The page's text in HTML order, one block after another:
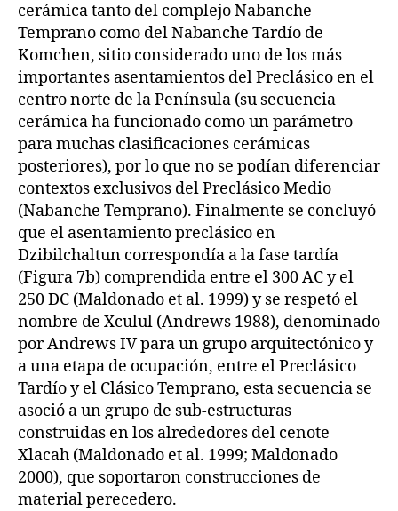
cerámica tanto del complejo Nabanche
Temprano como del Nabanche Tardío de
Komchen, sitio considerado uno de los más
importantes asentamientos del Preclásico en el
centro norte de la Península (su secuencia
cerámica ha funcionado como un parámetro
para muchas clasificaciones cerámicas
posteriores), por lo que no se podían diferenciar
contextos exclusivos del Preclásico Medio
(Nabanche Temprano). Finalmente se concluyó
que el asentamiento preclásico en
Dzibilchaltun correspondía a la fase tardía
(Figura 7b) comprendida entre el 300 AC y el
250 DC (Maldonado et al. 1999) y se respetó el
nombre de Xculul (Andrews 1988), denominado
por Andrews IV para un grupo arquitectónico y
a una etapa de ocupación, entre el Preclásico
Tardío y el Clásico Temprano, esta secuencia se
asoció a un grupo de sub-estructuras
construidas en los alrededores del cenote
Xlacah (Maldonado et al. 1999; Maldonado
2000), que soportaron construcciones de
material perecedero.